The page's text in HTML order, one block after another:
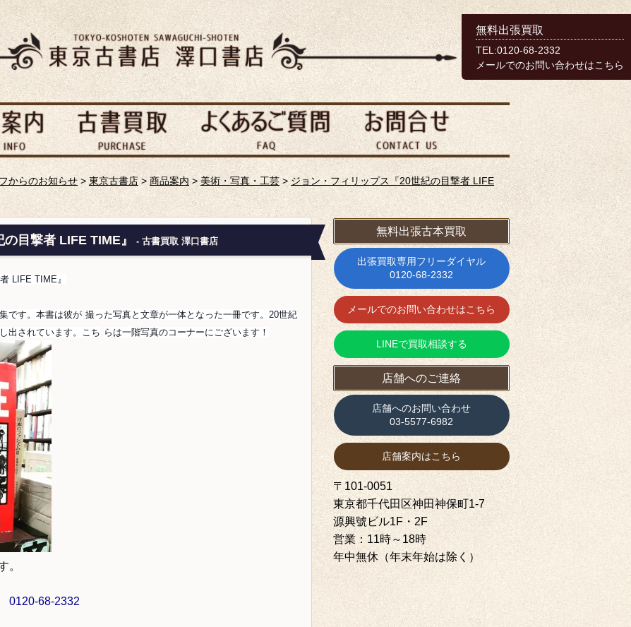
からのお知らせ >東京古書店> 商品案内>美術・写真・工芸> ジョン・フィリップス『20世紀の目撃者 LIFE
目撃者 LIFE TIME』 - 古書買取 澤口書店
LIFE TIME』
です。本書は彼が 撮った写真と文章が一体となった一冊です。20世紀
出されています。こち らは一階写真のコーナーにございます！
。
0120-68-2332
無料出張古本買取
出張買取専用フリーダイヤル
0120-68-2332
メールでのお問い合わせはこちら
LINEで買取相談する
店舗へのご連絡
店舗へのお問い合わせ
03-5577-6982
店舗案内はこちら
〒101-0051
東京都千代田区神田神保町1‐7
源興號ビル1F・2F
営業：11時～18時
年中無休（年末年始は除く）
無料出張買取
TEL:0120-68-2332
メールでのお問い合わせはこちら